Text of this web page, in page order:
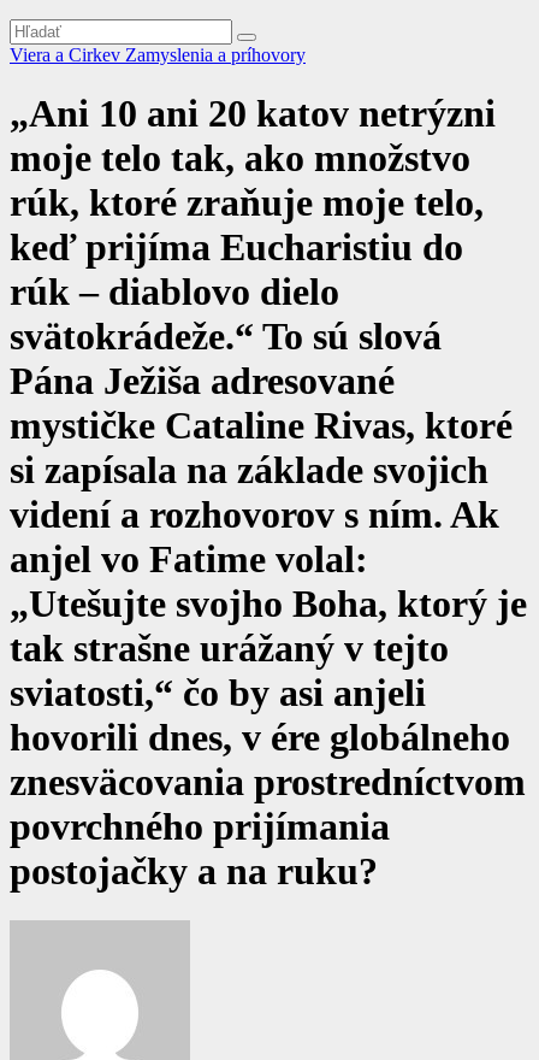
Viera a Cirkev Zamyslenia a príhovory
„Ani 10 ani 20 katov netrýzni
moje telo tak, ako množstvo
rúk, ktoré zraňuje moje telo,
keď prijíma Eucharistiu do
rúk – diablovo dielo
svätokrádeže.“ To sú slová
Pána Ježiša adresované
mystičke Cataline Rivas, ktoré
si zapísala na základe svojich
videní a rozhovorov s ním. Ak
anjel vo Fatime volal:
„Utešujte svojho Boha, ktorý je
tak strašne urážaný v tejto
sviatosti,“ čo by asi anjeli
hovorili dnes, v ére globálneho
znesväcovania prostredníctvom
povrchného prijímania
postojačky a na ruku?